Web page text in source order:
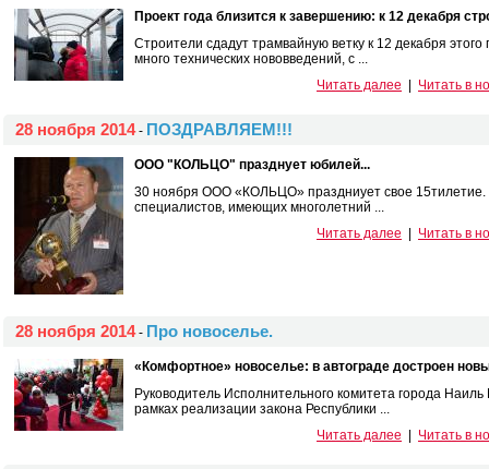
Проект года близится к завершению: к 12 декабря
Строители сдадут трамвайную ветку к 12 декабря
много технических нововведений, с ...
Читать далее
Читать в
28 ноября 2014- ПОЗДРАВЛЯЕМ!!!
ООО "КОЛЬЦО" празднует юбилей...
30 ноября ООО «КОЛЬЦО» праздниует свое 15тилетие.
специалистов, имеющих многолетний ...
Читать далее
Читать в
28 ноября 2014- Про новоселье.
«Комфортное» новоселье: в автограде достроен
Руководитель Исполнительного комитета города
рамках реализации закона Республики ...
Читать далее
Читать в